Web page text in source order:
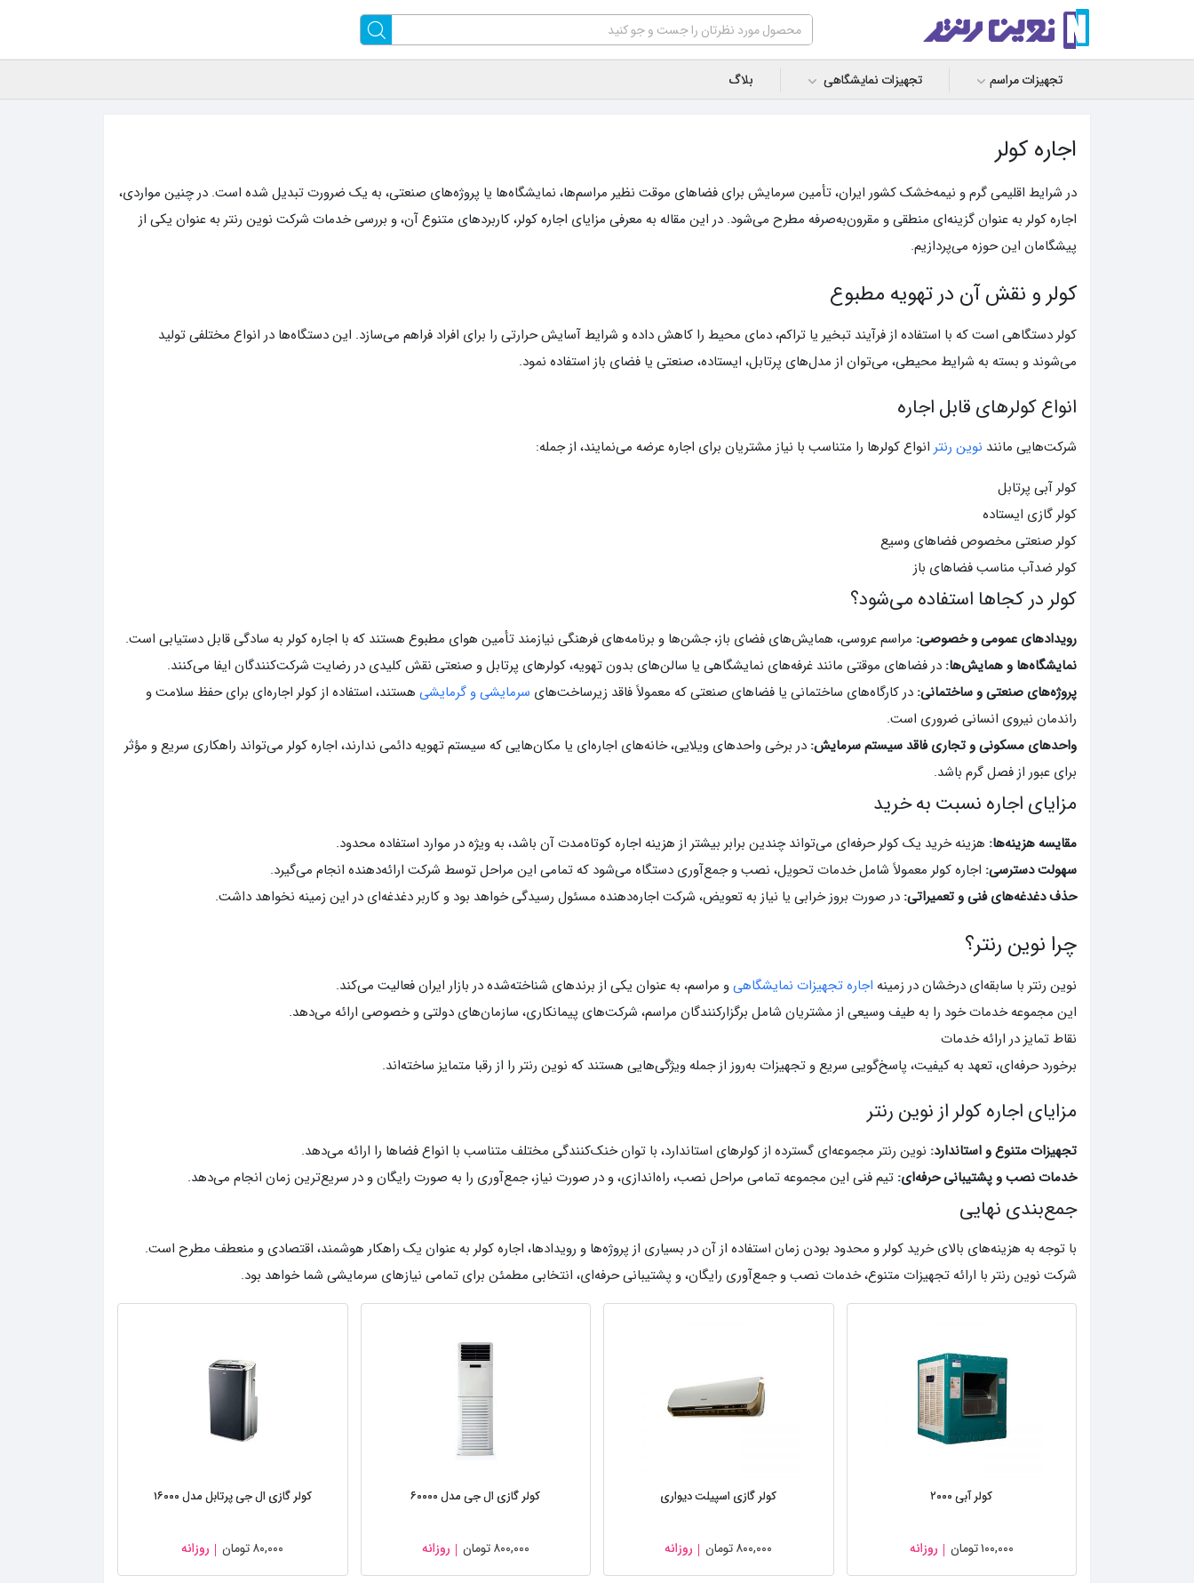
تجهیزات مراسم تجهیزات نمایشگاهی بلاگ
اجاره کولر
در شرایط اقلیمی گرم و نیمه‌خشک کشور ایران، تأمین سرمایش برای فضاهای موقت نظیر مراسم‌ها، نمایشگاه‌ها یا پروژه‌های صنعتی، به یک ضرورت تبدیل شده است. در چنین مواردی،
اجاره کولر به عنوان گزینه‌ای منطقی و مقرون‌به‌صرفه مطرح می‌شود. در این مقاله به معرفی مزایای اجاره کولر، کاربردهای متنوع آن، و بررسی خدمات شرکت نوین رنتر به عنوان یکی از
پیشگامان این حوزه می‌پردازیم.
کولر و نقش آن در تهویه مطبوع
کولر دستگاهی است که با استفاده از فرآیند تبخیر یا تراکم، دمای محیط را کاهش داده و شرایط آسایش حرارتی را برای افراد فراهم می‌سازد. این دستگاه‌ها در انواع مختلفی تولید
می‌شوند و بسته به شرایط محیطی، می‌توان از مدل‌های پرتابل، ایستاده، صنعتی یا فضای باز استفاده نمود.
انواع کولرهای قابل اجاره
شرکت‌هایی مانند نوین رنتر انواع کولرها را متناسب با نیاز مشتریان برای اجاره عرضه می‌نمایند، از جمله:
کولر آبی پرتابل
کولر گازی ایستاده
کولر صنعتی مخصوص فضاهای وسیع
کولر ضدآب مناسب فضاهای باز
کولر در کجاها استفاده می‌شود؟
رویدادهای عمومی و خصوصی: مراسم عروسی، همایش‌های فضای باز، جشن‌ها و برنامه‌های فرهنگی نیازمند تأمین هوای مطبوع هستند که با اجاره کولر به سادگی قابل دستیابی است.
نمایشگاه‌ها و همایش‌ها: در فضاهای موقتی مانند غرفه‌های نمایشگاهی یا سالن‌های بدون تهویه، کولرهای پرتابل و صنعتی نقش کلیدی در رضایت شرکت‌کنندگان ایفا می‌کنند.
پروژه‌های صنعتی و ساختمانی: در کارگاه‌های ساختمانی یا فضاهای صنعتی که معمولاً فاقد زیرساخت‌های سرمایشی و گرمایشی هستند، استفاده از کولر اجاره‌ای برای حفظ سلامت و
راندمان نیروی انسانی ضروری است.
واحدهای مسکونی و تجاری فاقد سیستم سرمایش: در برخی واحدهای ویلایی، خانه‌های اجاره‌ای یا مکان‌هایی که سیستم تهویه دائمی ندارند، اجاره کولر می‌تواند راهکاری سریع و مؤثر
برای عبور از فصل گرم باشد.
مزایای اجاره نسبت به خرید
مقایسه هزینه‌ها: هزینه خرید یک کولر حرفه‌ای می‌تواند چندین برابر بیشتر از هزینه اجاره کوتاه‌مدت آن باشد، به ویژه در موارد استفاده محدود.
سهولت دسترسی: اجاره کولر معمولاً شامل خدمات تحویل، نصب و جمع‌آوری دستگاه می‌شود که تمامی این مراحل توسط شرکت ارائه‌دهنده انجام می‌گیرد.
حذف دغدغه‌های فنی و تعمیراتی: در صورت بروز خرابی یا نیاز به تعویض، شرکت اجاره‌دهنده مسئول رسیدگی خواهد بود و کاربر دغدغه‌ای در این زمینه نخواهد داشت.
چرا نوین رنتر؟
نوین رنتر با سابقه‌ای درخشان در زمینه اجاره تجهیزات نمایشگاهیو مراسم، به عنوان یکی از برندهای شناخته‌شده در بازار ایران فعالیت می‌کند.
این مجموعه خدمات خود را به طیف وسیعی از مشتریان شامل برگزارکنندگان مراسم، شرکت‌های پیمانکاری، سازمان‌های دولتی و خصوصی ارائه می‌دهد.
نقاط تمایز در ارائه خدمات
برخورد حرفه‌ای، تعهد به کیفیت، پاسخ‌گویی سریع و تجهیزات به‌روز از جمله ویژگی‌هایی هستند که نوین رنتر را از رقبا متمایز ساخته‌اند.
مزایای اجاره کولر از نوین رنتر
تجهیزات متنوع و استاندارد: نوین رنتر مجموعه‌ای گسترده از کولرهای استاندارد، با توان خنک‌کنندگی مختلف متناسب با انواع فضاها را ارائه می‌دهد.
خدمات نصب و پشتیبانی حرفه‌ای: تیم فنی این مجموعه تمامی مراحل نصب، راه‌اندازی، و در صورت نیاز، جمع‌آوری را به صورت رایگان و در سریع‌ترین زمان انجام می‌دهد.
جمع‌بندی نهایی
با توجه به هزینه‌های بالای خرید کولر و محدود بودن زمان استفاده از آن در بسیاری از پروژه‌ها و رویدادها، اجاره کولر به عنوان یک راهکار هوشمند، اقتصادی و منعطف مطرح است.
شرکت نوین رنتر با ارائه تجهیزات متنوع، خدمات نصب و جمع‌آوری رایگان، و پشتیبانی حرفه‌ای، انتخابی مطمئن برای تمامی نیازهای سرمایشی شما خواهد بود.
کولر آبی ۲۰۰۰
۱۰۰,۰۰۰تومان روزانه
کولر گازی اسپیلت دیواری
۸۰۰,۰۰۰تومان روزانه
کولر گازی ال جی مدل ۶۰۰۰۰
۸۰۰,۰۰۰تومان روزانه
کولر گازی ال جی پرتابل مدل ۱۶۰۰۰
۸۰,۰۰۰تومان روزانه